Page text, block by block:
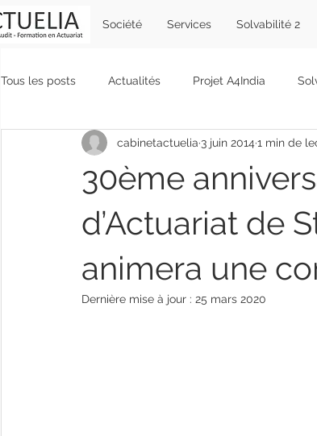
Société Services Solvabilité 2
Tous les posts Actualités Projet A4India
Gestion des risques Vie du cabinet
30ème
d’Actuariat de
animera une
cabinetactuelia 3 juin 2014 1 min de
Dernière mise à jour : 25 mars 2020